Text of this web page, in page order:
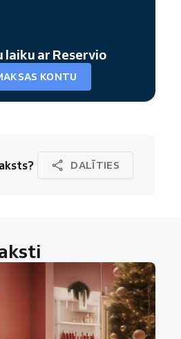
laiku ar Reservio
KONTU
DALĪTIES